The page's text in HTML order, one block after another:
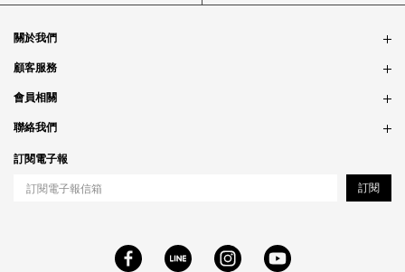
關於我們
品牌故事
銷售據點
隱私政策
食品法規
顧客服務
訂單問題
付款問題
配送問題
退貨問題
會員相關
會員制度
紅利制度
聯絡我們
合作相關
工作職缺
訂閱電子報
訂閱